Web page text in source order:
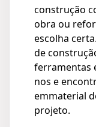
construção
obra ou
escolha
de
ferramentas
nos e
emmaterial
projeto.